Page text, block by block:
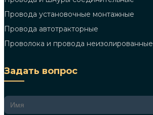
Провода установочные монтажные
Провода автотракторные
Проволока и провода неизолированные
Задать вопрос